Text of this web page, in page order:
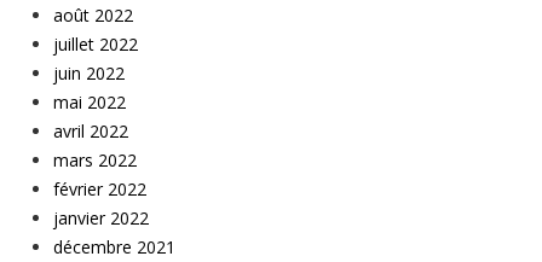
août 2022
juillet 2022
juin 2022
mai 2022
avril 2022
mars 2022
février 2022
janvier 2022
décembre 2021